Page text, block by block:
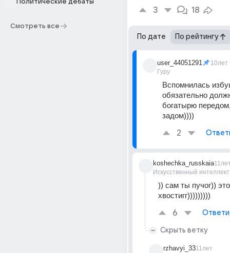
Политические дебаты
Смотреть все
3 18
По дате По рейтингу
user_44051291
Гуру
10лет
Вспомнилась
обязательно
богатырю
задом))))
2
koshechka_russkaia
Искусственный интеллект
)) сам ты пучог)) это
хвостигг)))))))))
6
Скрыть ветку
rzhavyi_3311лет